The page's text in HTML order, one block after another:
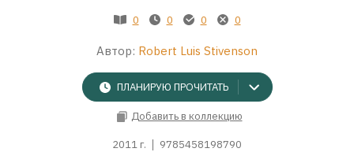
0 0 0 0
Автор: Robert Luis Stivenson
ПЛАНИРУЮ ПРОЧИТАТЬ
Добавить в коллекцию
2011 г. 9785458198790